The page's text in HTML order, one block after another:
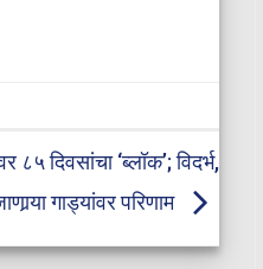
दिवसांचा ‘ब्लॉक’; विदर्भ,
गाड्यांवर परिणाम